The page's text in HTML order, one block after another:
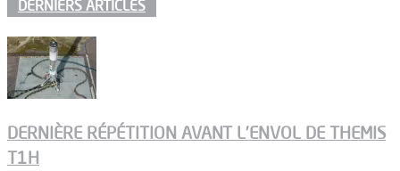
DERNIERS ARTICLES
DERNIÈRE RÉPÉTITION AVANT L’ENVOL DE THEMIS
T1H